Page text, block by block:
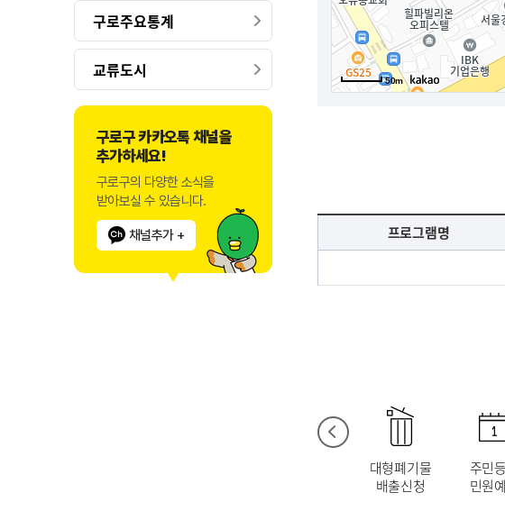
구로주요통계
교류도시
구로구 카카오톡 채널을
추가하세요!
구로구의 다양한 소식을
받아보실 수 있습니다.
채널추가 +
50m
프로그램명
대형폐기물
배출신청
주민
민원